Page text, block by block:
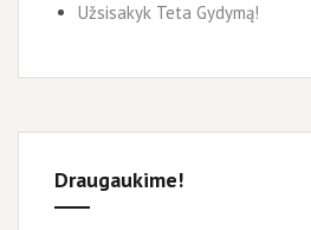
Užsisakyk Teta Gydymą!
Draugaukime!